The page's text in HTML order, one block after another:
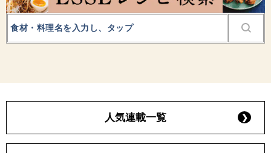
人気連載一覧